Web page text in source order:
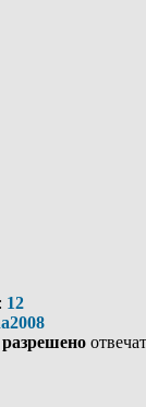
12
разрешено